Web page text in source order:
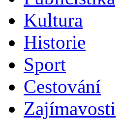
Kultura
Historie
Sport
Cestování
Zajímavosti